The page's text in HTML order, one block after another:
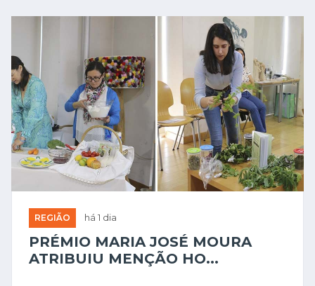
REGIÃO há 1 dia
PRÉMIO MARIA JOSÉ MOURA
ATRIBUIU MENÇÃO HO...